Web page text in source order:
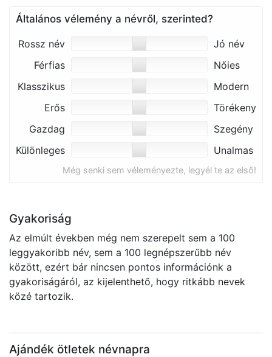
Általános vélemény a névről, szerinted?
Rossz név
Jó név
Férfias
Nőies
Klasszikus
Modern
Erős
Törékeny
Gazdag
Szegény
Különleges
Unalmas
Még senki sem véleményezte, legyél te az első!
Gyakoriság
Az elmúlt években még nem szerepelt sem a 100
leggyakoribb név, sem a 100 legnépszerűbb név
között, ezért bár nincsen pontos információnk a
gyakoriságáról, az kijelenthető, hogy ritkább nevek
közé tartozik.
Ajándék ötletek névnapra